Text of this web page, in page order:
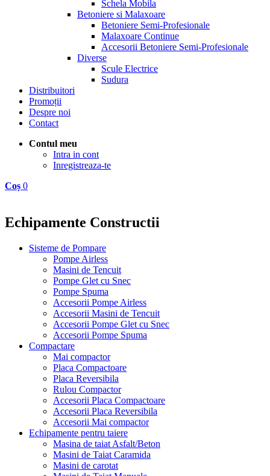
Schela Mobila
Betoniere si Malaxoare
Betoniere Semi-Profesionale
Malaxoare Continue
Accesorii Betoniere Semi-Profesionale
Diverse
Scule Electrice
Sudura
Distribuitori
Promoții
Despre noi
Contact
Contul meu
Intra in cont
Inregistreaza-te
Coș 0
Echipamente Constructii
Sisteme de Pompare
Pompe Airless
Masini de Tencuit
Pompe Glet cu Snec
Pompe Spuma
Accesorii Pompe Airless
Accesorii Masini de Tencuit
Accesorii Pompe Glet cu Snec
Accesorii Pompe Spuma
Compactare
Mai compactor
Placa Compactoare
Placa Reversibila
Rulou Compactor
Accesorii Placa Compactoare
Accesorii Placa Reversibila
Accesorii Mai compactor
Echipamente pentru taiere
Masina de taiat Asfalt/Beton
Masini de Taiat Caramida
Masini de carotat